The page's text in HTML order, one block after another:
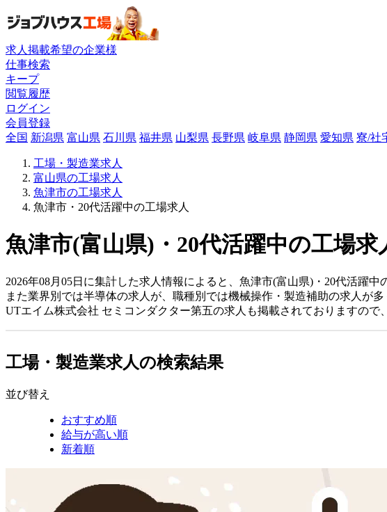
求人掲載希望の企業様
仕事検索
キープ
閲覧履歴
ログイン
会員登録
全国 新潟県 富山県 石川県 福井県 山梨県 長野県 岐阜県 静岡県 愛知県 寮/社
工場・製造業求人
富山県の工場求人
魚津市の工場求人
魚津市・20代活躍中の工場求人
魚津市(富山県)・20代活躍中の工場求
2026年08月05日に集計した求人情報によると、魚津市(富山県)・20代活躍
また業界別では半導体の求人が、職種別では機械操作・製造補助の求人が多
UTエイム株式会社 セミコンダクター第五の求人も掲載されておりますので
工場・製造業求人の検索結果
並び替え
おすすめ順
給与が高い順
新着順